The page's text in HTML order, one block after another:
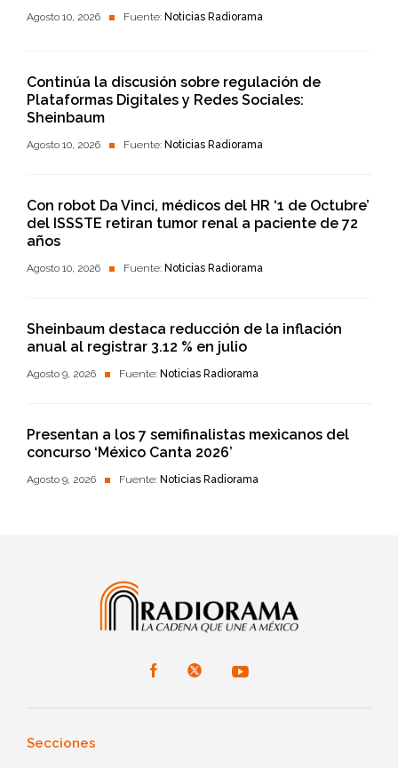
Agosto 10, 2026 Fuente: Noticias Radiorama
Continúa la discusión sobre regulación de
Plataformas Digitales y Redes Sociales:
Sheinbaum
Agosto 10, 2026 Fuente: Noticias Radiorama
Con robot Da Vinci, médicos del HR ‘1 de Octubre’
del ISSSTE retiran tumor renal a paciente de 72
años
Agosto 10, 2026 Fuente: Noticias Radiorama
Sheinbaum destaca reducción de la inflación
anual al registrar 3.12 % en julio
Agosto 9, 2026 Fuente: Noticias Radiorama
Presentan a los 7 semifinalistas mexicanos del
concurso ‘México Canta 2026’
Agosto 9, 2026 Fuente: Noticias Radiorama
Secciones